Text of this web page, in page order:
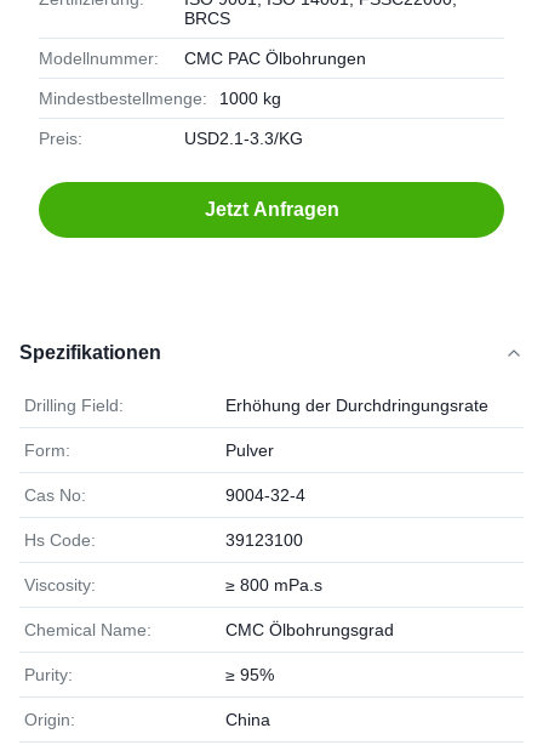
BRCS
Modellnummer: CMC PAC Ölbohrungen
Mindestbestellmenge: 1000 kg
Preis: USD2.1-3.3/KG
Jetzt Anfragen
Spezifikationen
Drilling Field: Erhöhung der Durchdringungsrate
Form: Pulver
Cas No: 9004-32-4
Hs Code: 39123100
Viscosity: ≥ 800 mPa.s
Chemical Name: CMC Ölbohrungsgrad
Purity: ≥ 95%
Origin: China